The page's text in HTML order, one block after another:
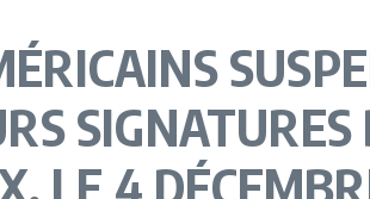
SIGNATURES
LE 4